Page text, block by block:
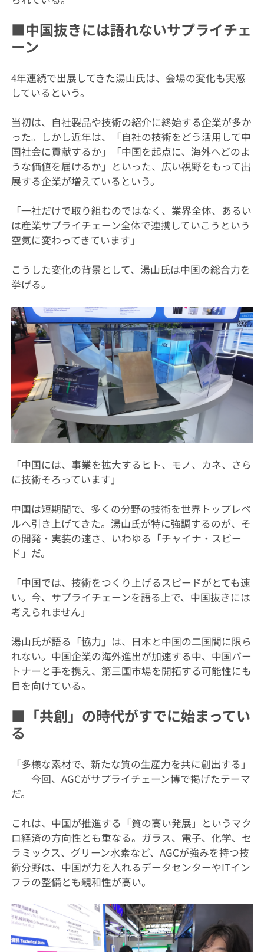
■中国抜きには語れないサプライチェ
ーン
4年連続で出展してきた湯山氏は、会場の変化も実感
しているという。
当初は、自社製品や技術の紹介に終始する企業が多か
った。しかし近年は、「自社の技術をどう活用して中
国社会に貢献するか」「中国を起点に、海外へどのよ
うな価値を届けるか」といった、広い視野をもって出
展する企業が増えているという。
「一社だけで取り組むのではなく、業界全体、あるい
は産業サプライチェーン全体で連携していこうという
空気に変わってきています」
こうした変化の背景として、湯山氏は中国の総合力を
挙げる。
「中国には、事業を拡大するヒト、モノ、カネ、さら
に技術そろっています」
中国は短期間で、多くの分野の技術を世界トップレベ
ルへ引き上げてきた。湯山氏が特に強調するのが、そ
の開発・実装の速さ、いわゆる「チャイナ・スピー
ド」だ。
「中国では、技術をつくり上げるスピードがとても速
い。今、サプライチェーンを語る上で、中国抜きには
考えられません」
湯山氏が語る「協力」は、日本と中国の二国間に限ら
れない。中国企業の海外進出が加速する中、中国パー
トナーと手を携え、第三国市場を開拓する可能性にも
目を向けている。
■「共創」の時代がすでに始まってい
る
「多様な素材で、新たな質の生産力を共に創出する」
――今回、AGCがサプライチェーン博で掲げたテーマ
だ。
これは、中国が推進する「質の高い発展」というマク
ロ経済の方向性とも重なる。ガラス、電子、化学、セ
ラミックス、グリーン水素など、AGCが強みを持つ技
術分野は、中国が力を入れるデータセンターやITイン
フラの整備とも親和性が高い。